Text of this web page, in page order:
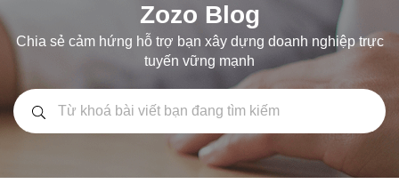
Zozo Blog
Chia sẻ cảm hứng hỗ trợ bạn xây dựng doanh nghiệp trực
tuyến vững mạnh